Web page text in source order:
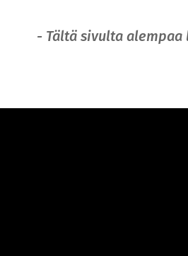
- Tältä sivulta